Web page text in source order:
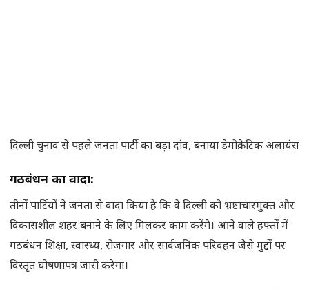
दिल्ली चुनाव से पहले जनता पार्टी का बड़ा दांव, बनाया डेमोक्रेटिक अलायंस
गठबंधन का वादा:
तीनों पार्टियों ने जनता से वादा किया है कि वे दिल्ली को भ्रष्टाचारमुक्त और
विकासशील शहर बनाने के लिए मिलकर काम करेंगे। आने वाले हफ्तों में
गठबंधन शिक्षा, स्वास्थ्य, रोजगार और सार्वजनिक परिवहन जैसे मुद्दों पर
विस्तृत घोषणापत्र जारी करेगा।